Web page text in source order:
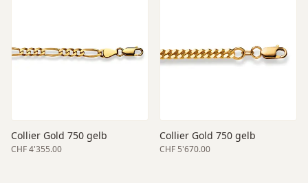
Collier Gold 750 gelb
CHF 4'355.00
Collier Gold 750 gelb
CHF 5'670.00